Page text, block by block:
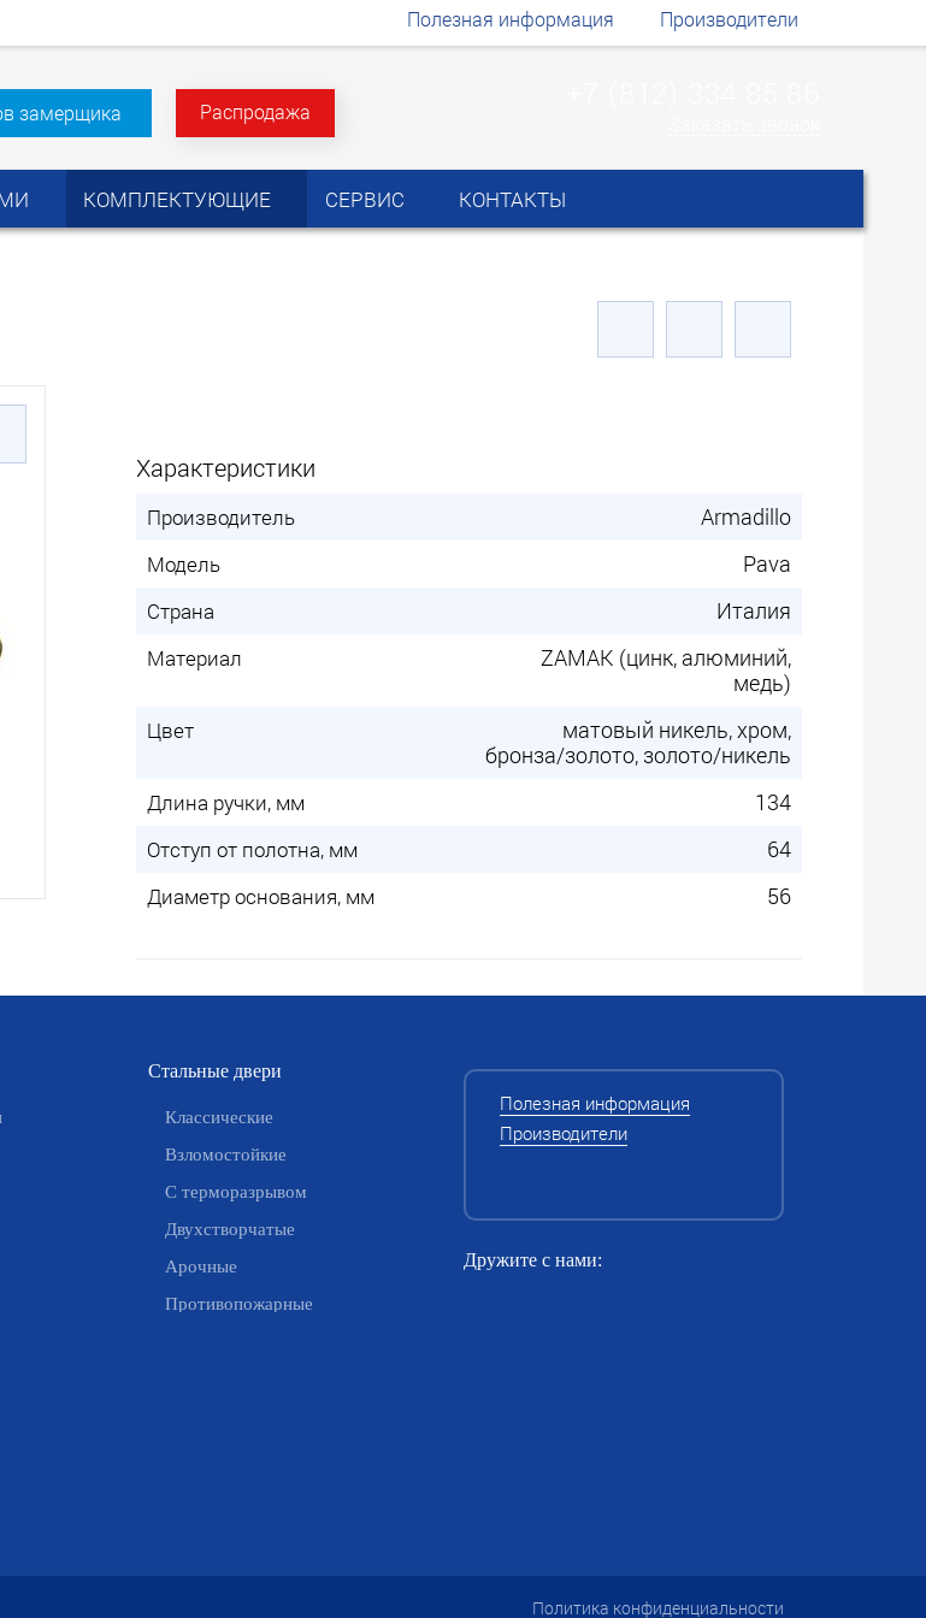
Полезная информация Производители
замерщика Распродажа
КОМПЛЕКТУЮЩИЕ СЕРВИС КОНТАКТЫ
Характеристики
Производитель Armadillo
Модель Pava
Страна Италия
Материал
ZAMAK (цинк, алюминий,
медь)
Цвет
матовый никель, хром,
бронза/золото, золото/никель
Длина ручки, мм 134
Отступ от полотна, мм 64
Диаметр основания, мм 56
Стальные двери
Классические
Взломостойкие
С терморазрывом
Двухстворчатые
Арочные
Противопожарные
Полезная информация
Производители
Дружите с нами:
Политика конфиденциальности